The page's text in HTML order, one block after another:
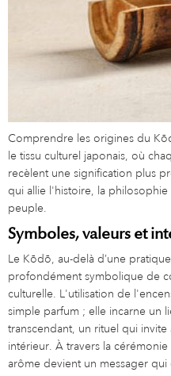
Comprendre les origines du
le tissu culturel japonais, où
recèlent une signification plus
qui allie l'histoire, la
peuple.
Symboles, valeurs et
Le Kōdō, au-delà d’une
profondément symbolique de
culturelle. L'utilisation de
simple parfum ; elle incarne un
transcendant, un rituel qui
intérieur. À travers la
arôme devient un messager